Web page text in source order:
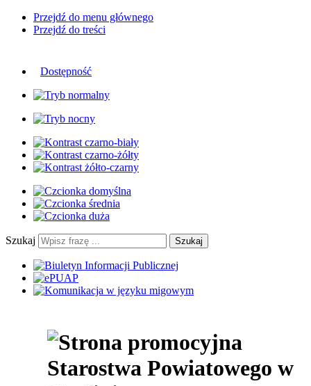
Przejdź do menu głównego
Przejdź do treści
Dostępność
Szukaj Szukaj